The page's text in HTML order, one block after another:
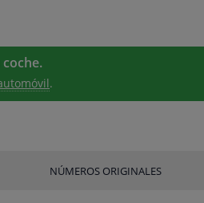
.
NÚMEROS ORIGINALES